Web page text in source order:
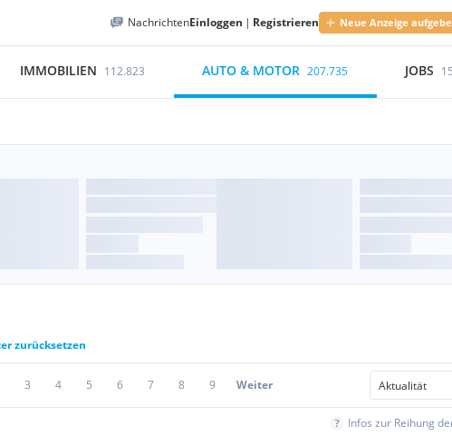
NachrichtenEinloggen | Registrieren Neue Anzeige
IMMOBILIEN 112.823 AUTO & MOTOR 207.735 JOBS
zurücksetzen
3 4 5 6 7 8 9 Weiter
Infos zur Reihung